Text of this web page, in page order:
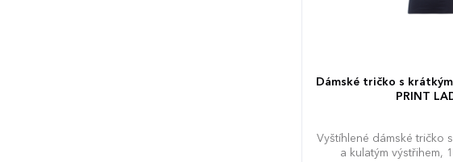
Dámské tričko s
PRINT
Vyštíhlené dámské tričko
a kulatým výstřihem,